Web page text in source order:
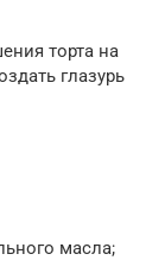
торта на
глазурь
масла;